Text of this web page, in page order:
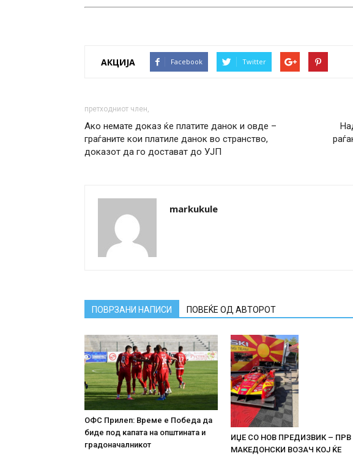
АКЦИЈА Facebook Twitter
претходниот член,
Ако немате доказ ќе платите данок и овде –
граѓаните кои платиле данок во странство,
доказот да го достават до УЈП
markukule
ПОВРЗАНИ НАПИСИ ПОВЕЌЕ ОД АВТОРОТ
ОФС Прилеп: Време е Победа да
биде под капата на општината и
градоначалникот
ИЏЕ СО НОВ ПРЕДИЗВИК – ПРВ
МАКЕДОНСКИ ВОЗАЧ КОЈ ЌЕ